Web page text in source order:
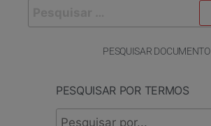
PESQUISAR DOCUMENTO
PESQUISAR POR TERMOS